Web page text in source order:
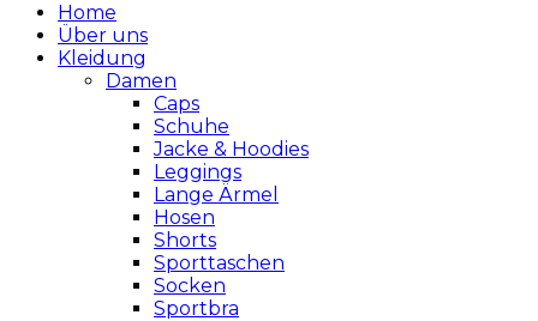
Home
Über uns
Kleidung
Damen
Caps
Schuhe
Jacke & Hoodies
Leggings
Lange Ärmel
Hosen
Shorts
Sporttaschen
Socken
Sportbra